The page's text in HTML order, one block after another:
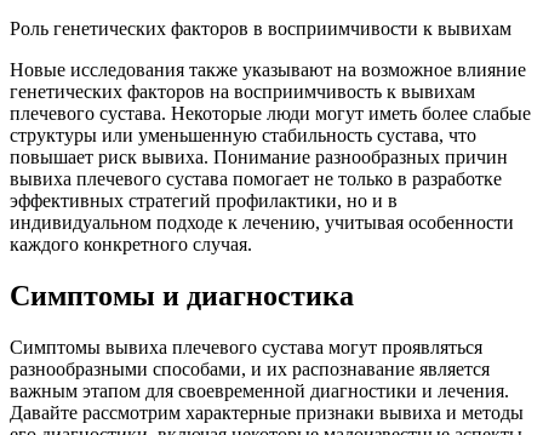
Роль генетических факторов в восприимчивости к вывихам
Новые исследования также указывают на возможное влияние
генетических факторов на восприимчивость к вывихам
плечевого сустава. Некоторые люди могут иметь более слабые
структуры или уменьшенную стабильность сустава, что
повышает риск вывиха. Понимание разнообразных причин
вывиха плечевого сустава помогает не только в разработке
эффективных стратегий профилактики, но и в
индивидуальном подходе к лечению, учитывая особенности
каждого конкретного случая.
Симптомы и диагностика
Симптомы вывиха плечевого сустава могут проявляться
разнообразными способами, и их распознавание является
важным этапом для своевременной диагностики и лечения.
Давайте рассмотрим характерные признаки вывиха и методы